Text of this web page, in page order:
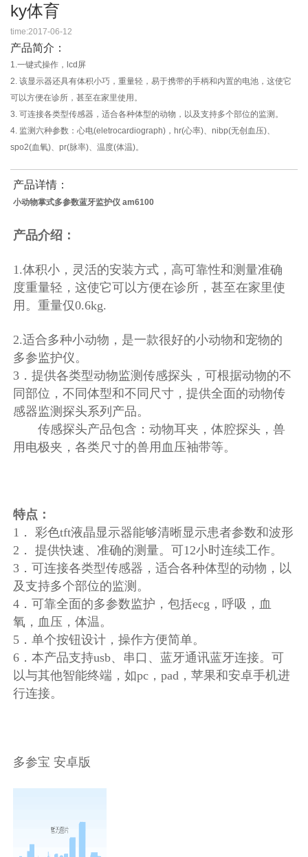
ky体育
time:2017-06-12
产品简介：
1.一键式操作，lcd屏
2. 该显示器还具有体积小巧，重量轻，易于携带的手柄和内置的电池，这使它
可以方便在诊所，甚至在家里使用。
3. 可连接各类型传感器，适合各种体型的动物，以及支持多个部位的监测。
4. 监测六种参数：心电(eletrocardiograph)，hr(心率)、nibp(无创血压)、
spo2(血氧)、pr(脉率)、温度(体温)。
产品详情：
小动物掌式多参数蓝牙监护仪 am6100
产品介绍：
1.体积小，灵活的安装方式，高可靠性和测量准确
度重量轻，这使它可以方便在诊所，甚至在家里使
用。重量仅0.6kg.
2.适合多种小动物，是一款很好的小动物和宠物的
多参监护仪。
3．提供各类型动物监测传感探头，可根据动物的不
同部位，不同体型和不同尺寸，提供全面的动物传
感器监测探头系列产品。
传感探头产品包含：动物耳夹，体腔探头，兽
用电极夹，各类尺寸的兽用血压袖带等。
特点：
1． 彩色tft液晶显示器能够清晰显示患者参数和波形
2． 提供快速、准确的测量。可12小时连续工作。
3．可连接各类型传感器，适合各种体型的动物，以
及支持多个部位的监测。
4．可靠全面的多参数监护，包括ecg，呼吸，血
氧，血压，体温。
5．单个按钮设计，操作方便简单。
6．本产品支持usb、串口、蓝牙通讯蓝牙连接。可
以与其他智能终端，如pc，pad，苹果和安卓手机进
行连接。
多参宝 安卓版